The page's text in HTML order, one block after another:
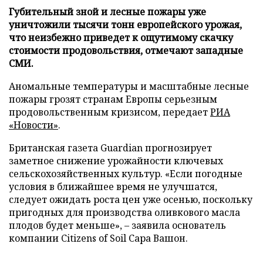
Губительный зной и лесные пожары уже
уничтожили тысячи тонн европейского урожая,
что неизбежно приведет к ощутимому скачку
стоимости продовольствия, отмечают западные
СМИ.
Аномальные температуры и масштабные лесные
пожары грозят странам Европы серьезным
продовольственным кризисом, передаетРИА
«Новости».
Британская газета Guardian прогнозирует
заметное снижение урожайности ключевых
сельскохозяйственных культур. «Если погодные
условия в ближайшее время не улучшатся,
следует ожидать роста цен уже осенью, поскольку
пригодных для производства оливкового масла
плодов будет меньше», – заявила основатель
компании Citizens of Soil Сара Вашон.